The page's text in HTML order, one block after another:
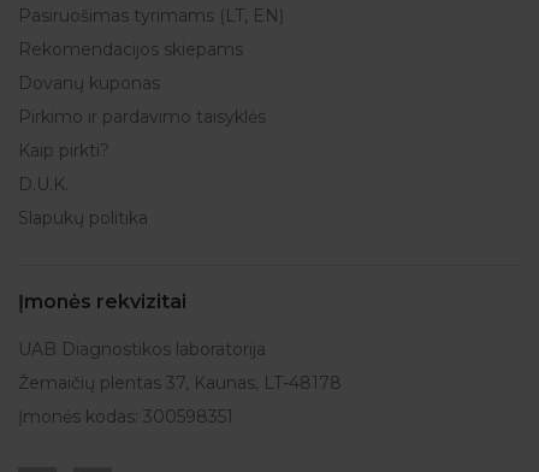
Pasiruošimas tyrimams (LT, EN)
Rekomendacijos skiepams
Dovanų kuponas
Pirkimo ir pardavimo taisyklės
Kaip pirkti?
D.U.K.
Slapukų politika
Įmonės rekvizitai
UAB Diagnostikos laboratorija
Žemaičių plentas 37, Kaunas, LT-48178
Įmonės kodas: 300598351